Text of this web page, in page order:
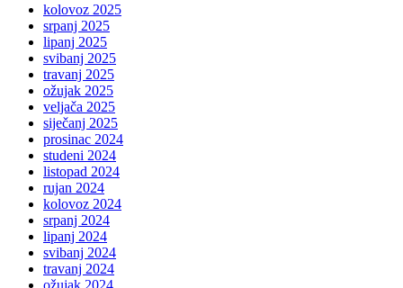
kolovoz 2025
srpanj 2025
lipanj 2025
svibanj 2025
travanj 2025
ožujak 2025
veljača 2025
siječanj 2025
prosinac 2024
studeni 2024
listopad 2024
rujan 2024
kolovoz 2024
srpanj 2024
lipanj 2024
svibanj 2024
travanj 2024
ožujak 2024